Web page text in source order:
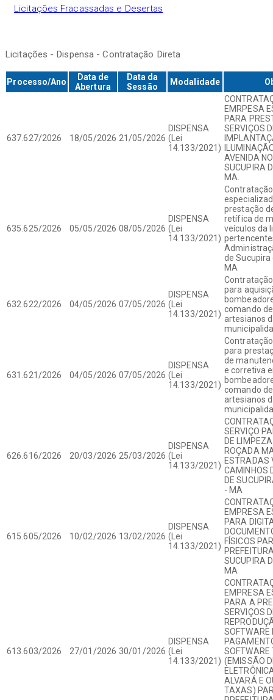
Licitações Fracassadas e Desertas
Licitações - Dispensa - Contratação Direta
Processo/Ano
Data de
Abertura
Data da
Sessão
Modalidade
637.627/2026 18/05/2026 21/05/2026
DISPENSA
(Lei
14.133/2021)
EMRPESA
PARA
SERVIÇOS
AVENIDA
SUCUPIRA
MA.
635.625/2026 05/05/2026 08/05/2026
DISPENSA
(Lei
14.133/2021)
prestação
retífica de
veículos da
de Sucupira
MA
632.622/2026 04/05/2026 07/05/2026
DISPENSA
(Lei
14.133/2021)
para
comando
artesianos
631.621/2026 04/05/2026 07/05/2026
DISPENSA
(Lei
14.133/2021)
para
de
e corretiva
comando
artesianos
626.616/2026 20/03/2026 25/03/2026
DISPENSA
(Lei
14.133/2021)
SERVIÇO
DE
ROÇADA
ESTRADAS
CAMINHOS
DE
- MA
615.605/2026 10/02/2026 13/02/2026
DISPENSA
(Lei
14.133/2021)
EMPRESA
PARA
FÍSICOS
SUCUPIRA
MA
613.603/2026 27/01/2026 30/01/2026
DISPENSA
(Lei
14.133/2021)
EMPRESA
PARA A
SERVIÇOS
SOFTWARE
SOFTWARE
(EMISSÃO
ALVARÁ E
TAXAS)